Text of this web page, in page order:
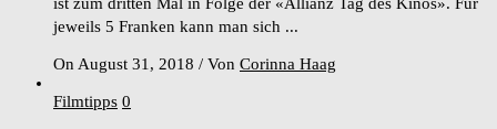
jeweils 5 Franken kann man sich ...
On August 31, 2018 / Von Corinna Haag
Filmtipps 0